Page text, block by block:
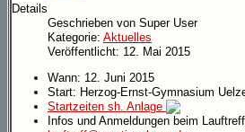
Details
Geschrieben von Super User
Kategorie: Aktuelles
Veröffentlicht: 12. Mai 2015
Wann: 12. Juni 2015
Start: Herzog-Ernst-Gymnasium
Startzeiten sh. Anlage
Infos und Anmeldungen beim